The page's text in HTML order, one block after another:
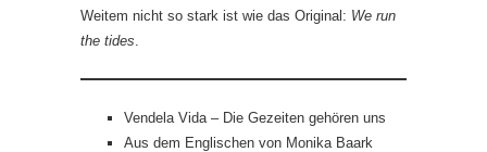
Weitem nicht so stark ist wie das Original: We run
the tides
Vendela Vida – Die Gezeiten gehören uns
Aus dem Englischen von Monika Baark